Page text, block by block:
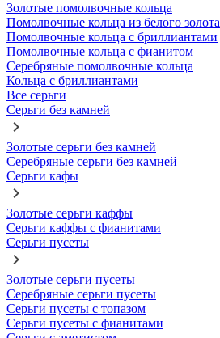
Золотые помолвочные кольца
Помолвочные кольца из белого золота
Помолвочные кольца с бриллиантами
Помолвочные кольца с фианитом
Серебряные помолвочные кольца
Кольца с бриллиантами
Все серьги
Серьги без камней
Золотые серьги без камней
Серебряные серьги без камней
Серьги кафы
Золотые серьги каффы
Серьги каффы с фианитами
Серьги пусеты
Золотые серьги пусеты
Серебряные серьги пусеты
Серьги пусеты с топазом
Серьги пусеты с фианитами